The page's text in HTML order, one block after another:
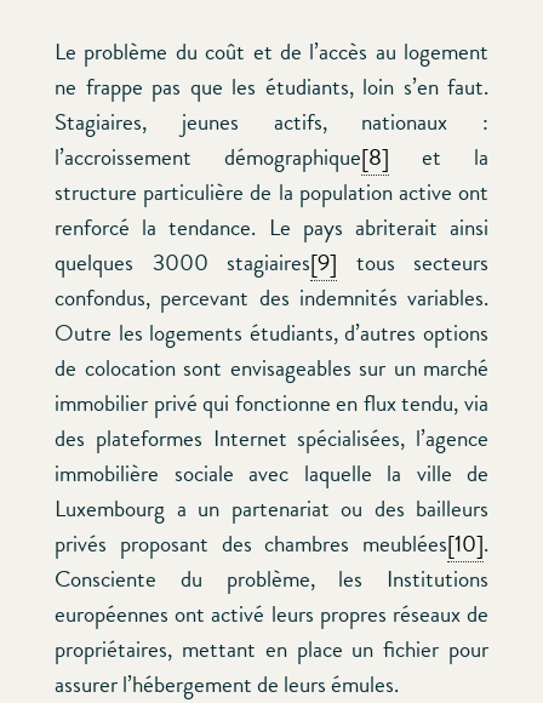
Le problème du coût et de l’accès au logement
ne frappe pas que les étudiants, loin s’en faut.
Stagiaires, jeunes actifs, nationaux :
l’accroissement démographique[8] et la
structure particulière de la population active ont
renforcé la tendance. Le pays abriterait ainsi
quelques 3000 stagiaires[9] tous secteurs
confondus, percevant des indemnités variables.
Outre les logements étudiants, d’autres options
de colocation sont envisageables sur un marché
immobilier privé qui fonctionne en flux tendu, via
des plateformes Internet spécialisées, l’agence
immobilière sociale avec laquelle la ville de
Luxembourg a un partenariat ou des bailleurs
privés proposant des chambres meublées[10].
Consciente du problème, les Institutions
européennes ont activé leurs propres réseaux de
propriétaires, mettant en place un fichier pour
assurer l’hébergement de leurs émules.